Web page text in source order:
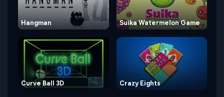
Hangman Suika Watermelon Game
Curve Ball 3D Crazy Eights